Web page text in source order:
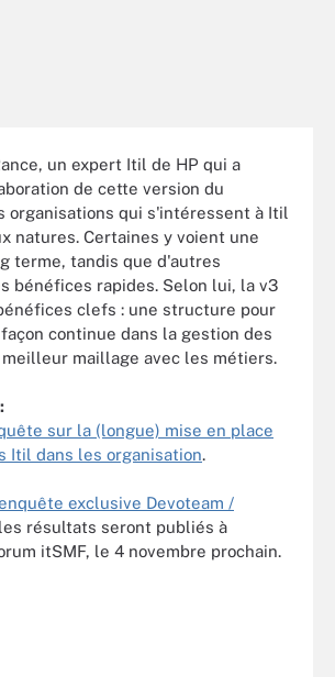
un expert Itil de HP qui a
de cette version du
organisations qui s'intéressent à Itil
natures. Certaines y voient une
terme, tandis que d'autres
bénéfices rapides. Selon lui, la v3
clefs : une structure pour
continue dans la gestion des
maillage avec les métiers.
sur la (longue) mise en place
Itil dans les organisation.
exclusive Devoteam /
résultats seront publiés à
itSMF, le 4 novembre prochain.